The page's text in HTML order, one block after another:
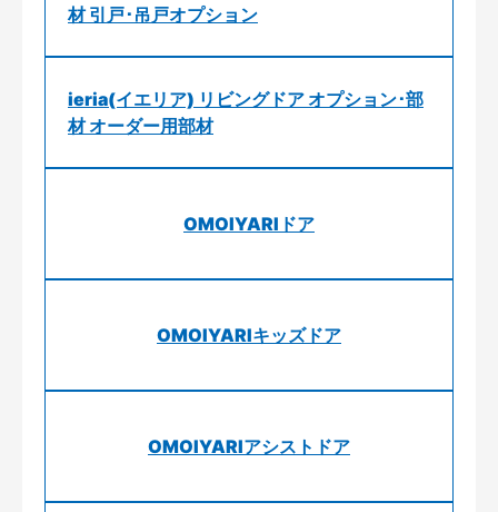
材 引戸･吊戸オプション
ieria(イエリア) リビングドア オプション･部
材 オーダー用部材
OMOIYARIドア
OMOIYARIキッズドア
OMOIYARIアシストドア